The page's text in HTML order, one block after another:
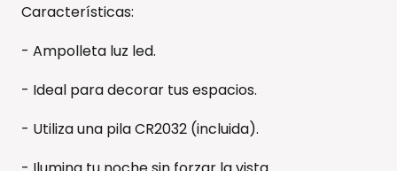
Características:
- Ampolleta luz led.
- Ideal para decorar tus espacios.
- Utiliza una pila CR2032 (incluida).